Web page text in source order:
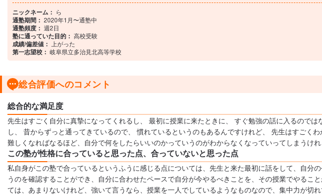
ニックネーム： ら
通塾期間： 2020年1月〜通塾中
通塾頻度： 週2日
塾に通っていた目的： 高校受験
成績/偏差値： 上がった
第一志望校： 岐阜県立多治見北高等学校
総合評価へのコメント
総合的な満足度
先生はすごく自分に真摯になってくれるし、 最初に授業に来たときに、 すぐ勉強の話に入るので
し、 昔からずっと通ってきているので、 慣れているというのもあるんですけれど、 先生はすごく
難しくなればなるほど、自分で何をしたらいいのかっていうのがわからなくなっていってしまうけ
この塾が性格に合っていると思った点、合っていないと思った点
私自身がこの塾で合っているというふうに感じる点については、先生と来た最初に話をして、自
うのを確認することができ、自分に合わせたペースで自分が今やるべきことを、その授業でやる
ては、あまりないけれど、強いて言うなら、授業を一人でしているようなものなので、集中力が切れ